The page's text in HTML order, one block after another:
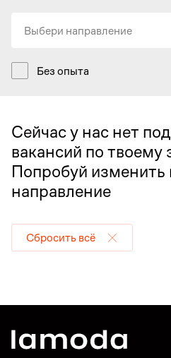
Выбери направление
Без опыта
Сейчас у нас нет
вакансий по твоему
Попробуй изменить
направление
Сбросить всё